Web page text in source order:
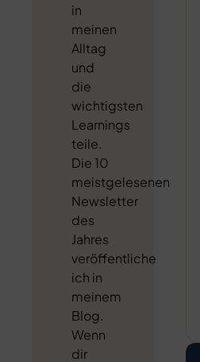
in
meinen
Alltag
und
die
wichtigsten
Learnings
teile.
Die 10
meistgelesenen
Newsletter
des
Jahres
veröffentliche
ich in
meinem
Blog.
Wenn
dir